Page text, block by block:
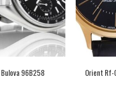
Bulova 96B258 Orient Rf-